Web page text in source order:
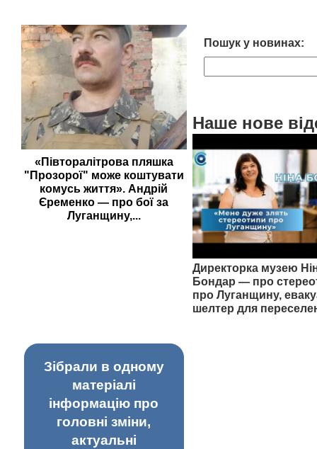
«Півторалітрова пляшка
"Прозорої" може коштувати
комусь життя». Андрій
Єременко — про бої за
Луганщину,...
Пошук у новинах:
Наше нове
Директорка музею
Бондар — про
про Луганщину,
шелтер для
Зібрали в одному
матеріалі
інформацію про
головні зміни,
актуальні